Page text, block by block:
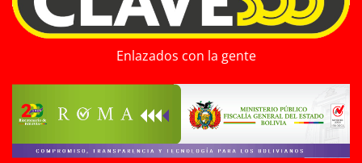
Enlazados con la gente